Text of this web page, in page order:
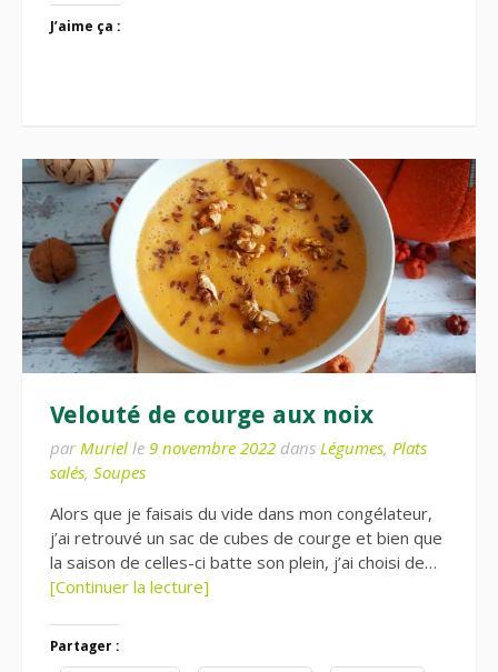
J’aime ça :
Velouté de courge aux noix
par Muriel le 9 novembre 2022 dans Légumes, Plats
salés, Soupes
Alors que je faisais du vide dans mon congélateur,
j’ai retrouvé un sac de cubes de courge et bien que
la saison de celles-ci batte son plein, j’ai choisi de…
[Continuer la lecture]
Partager :